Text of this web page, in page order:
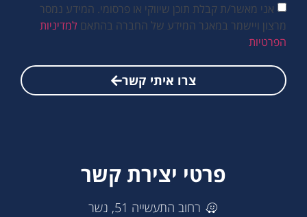
אני מאשר/ת קבלת תוכן שיווקי או פרסומי. המידע נמסר
מרצון ויישמר במאגר המידע של החברה בהתאם למדיניות
הפרטיות
צרו איתי קשר
פרטי יצירת קשר
רחוב התעשייה 51, נשר